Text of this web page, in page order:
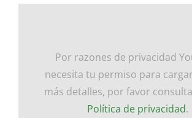
Por razones de privacidad
necesita tu permiso para
más detalles, por favor
Política de privacidad.